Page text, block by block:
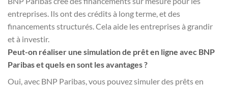
entreprises. Ils ont des crédits à long terme, et des
financements structurés. Cela aide les entreprises à grandir
et à investir.
Peut-on réaliser une simulation de prêt en ligne avec BNP
Paribas et quels en sont les avantages ?
Oui, avec BNP Paribas, vous pouvez simuler des prêts en